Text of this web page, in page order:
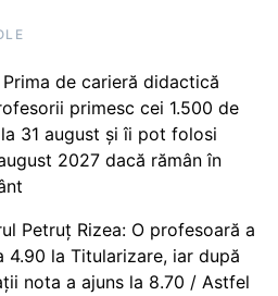
Prima de carieră didactică
primesc cei 1.500 de
31 august și îi pot folosi
2027 dacă rămân în
Petruț Rizea: O profesoară a
4.90 la Titularizare, iar după
nota a ajuns la 8.70 / Astfel